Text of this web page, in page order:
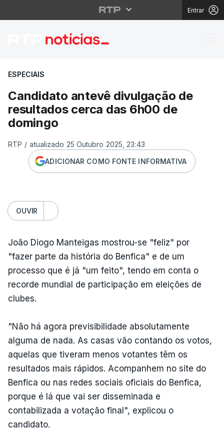
Entrar
Candidato antevê
ESPECIAIS
Candidato antevê divulgação de
resultados cerca das 6h00 de
domingo
RTP / atualizado 25 Outubro 2025, 23:43
ADICIONAR COMO FONTE INFORMATIVA
OUVIR
João Diogo Manteigas mostrou-se "feliz" por
"fazer parte da história do Benfica" e de um
processo que é já "um feito", tendo em conta o
recorde mundial de participação em eleições de
clubes.
"Não há agora previsibilidade absolutamente
alguma de nada. As casas vão contando os votos,
aquelas que tiveram menos votantes têm os
resultados mais rápidos. Acompanhem no site do
Benfica ou nas redes sociais oficiais do Benfica,
porque é lá que vai ser disseminada e
contabilizada a votação final", explicou o
candidato.